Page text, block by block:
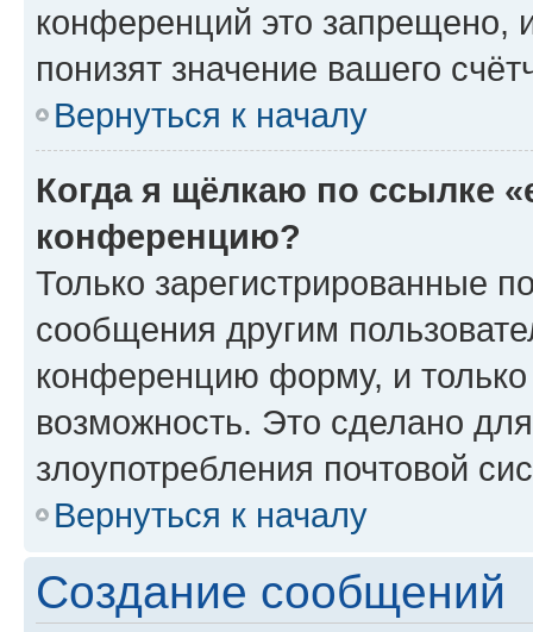
конференций это запрещено,
понизят значение вашего
Вернуться к началу
Когда я щёлкаю по ссылке
конференцию?
Только зарегистрированные
сообщения другим
конференцию форму, и
возможность. Это сделано
злоупотребления почтовой
Вернуться к началу
Создание сообщений